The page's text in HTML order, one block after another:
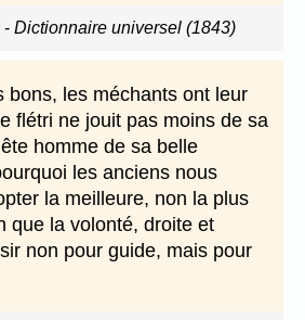
- Dictionnaire universel (1843)
bons, les méchants ont leur
flétri ne jouit pas moins de sa
homme de sa belle
les anciens nous
la meilleure, non la plus
que la volonté, droite et
non pour guide, mais pour